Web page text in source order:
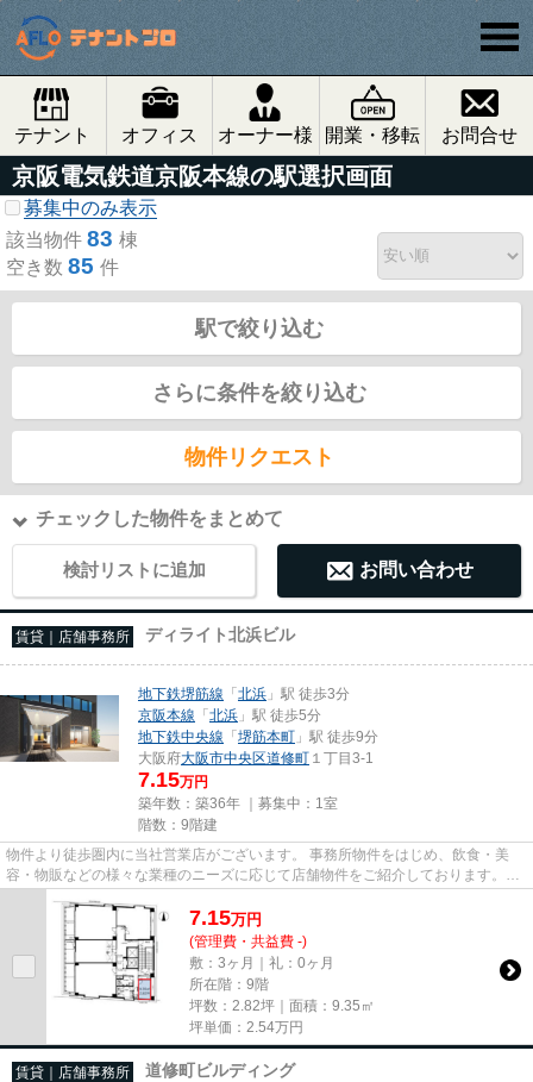
テナント オフィス オーナー様 開業・移転 お問合せ
京阪電気鉄道京阪本線の駅選択画面
募集中のみ表示
該当物件 83 棟
空き数 85 件
駅で絞り込む
さらに条件を絞り込む
物件リクエスト
チェックした物件をまとめて
検討リストに追加 お問い合わせ
賃貸｜店舗事務所 ディライト北浜ビル
地下鉄堺筋線 「北浜 」駅 徒歩3分
京阪本線 「北浜 」駅 徒歩5分
地下鉄中央線 「堺筋本町 」駅 徒歩9分
大阪府大阪市中央区道修町 １丁目3-1
7.15万円
築年数：築36年 ｜募集中： 1室
階数：9階建
物件より徒歩圏内に当社営業店がございます。 事務所物件をはじめ、飲食・美
容・物販などの様々な業種のニーズに応じて店舗物件をご紹介しております。
尚、弊社ではおとり広告は一切...
7.15万円
(管理費・共益費 -)
敷：3ヶ月｜礼：0ヶ月
所在階：9階
坪数：2.82坪｜面積：9.35㎡
坪単価： 2.54万円
賃貸｜店舗事務所 道修町ビルディング